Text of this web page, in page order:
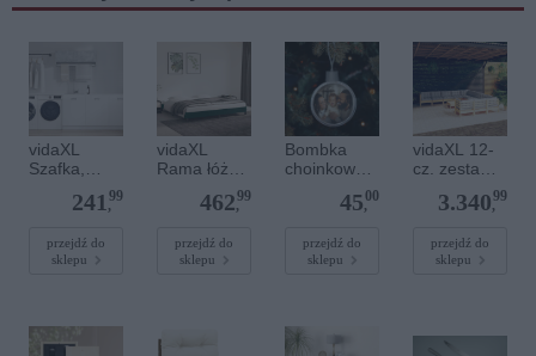
vidaXL
Szafka,
betonu,
5 cm,
materiał
241 ,
99
przejdź do
sklepu
vidaXL
Rama łóżka
materaca,
ne, 200x200
cm, aksamit
462,
99
przejdź do
sklepu
Bombka
choinkowa
ze zdjęciem
45,
00
przejdź do
sklepu
vidaXL 12-
cz. zestaw
wypoczynko
wy do
szare
poduszki,
3.340,
99
przejdź do
sklepu